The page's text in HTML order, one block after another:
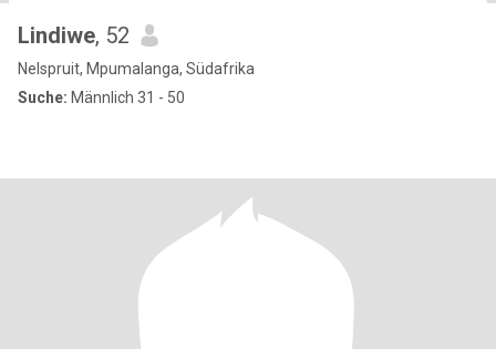
Lindiwe, 52
Nelspruit, Mpumalanga, Südafrika
Suche: Männlich 31 - 50